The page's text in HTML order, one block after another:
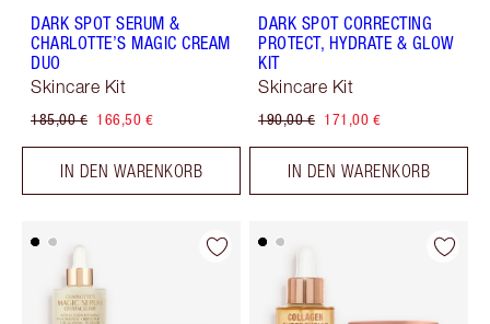
DARK SPOT SERUM &
CHARLOTTE’S MAGIC CREAM
DUO
Skincare Kit
185,00 € 166,50 €
IN DEN WARENKORB
DARK SPOT CORRECTING
PROTECT, HYDRATE & GLOW
KIT
Skincare Kit
190,00 € 171,00 €
IN DEN WARENKORB